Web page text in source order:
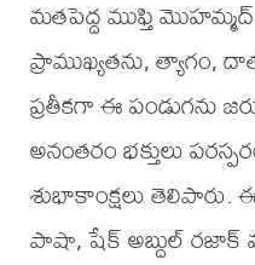
మతపెద్ద ముఫ్తి మొహమ్మద్
ప్రాముఖ్యతను, త్యాగం,
ప్రతీకగా ఈ పండుగను
అనంతరం భక్తులు
శుభాకాంక్షలు
పాషా, షేక్ అబ్దుల్ రజాక్